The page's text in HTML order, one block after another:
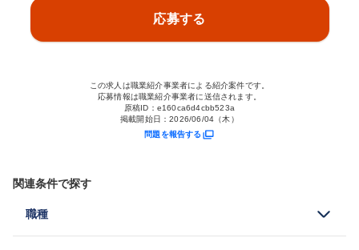
応募する
この求人は職業紹介事業者による紹介案件です。
応募情報は職業紹介事業者に送信されます。
原稿ID： e160ca6d4cbb523a
掲載開始日：2026/06/04（木）
問題を報告する
関連条件で探す
職種